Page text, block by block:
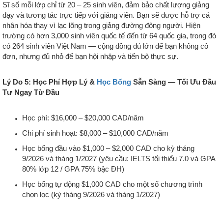
Sĩ số mỗi lớp chỉ từ 20 – 25 sinh viên, đảm bảo chất lượng giảng
dạy và tương tác trực tiếp với giảng viên. Bạn sẽ được hỗ trợ cá
nhân hóa thay vì lạc lõng trong giảng đường đông người. Hiện
trường có hơn 3,000 sinh viên quốc tế đến từ 64 quốc gia, trong đó
có 264 sinh viên Việt Nam — cộng đồng đủ lớn để bạn không cô
đơn, nhưng đủ nhỏ để bạn hội nhập và tiến bộ thực sự.
Lý Do 5: Học Phí Hợp Lý & Học Bổng Sẵn Sàng — Tối Ưu Đầu
Tư Ngay Từ Đầu
Học phí: $16,000 – $20,000 CAD/năm
Chi phí sinh hoạt: $8,000 – $10,000 CAD/năm
Học bổng đầu vào $1,000 – $2,000 CAD cho kỳ tháng
9/2026 và tháng 1/2027 (yêu cầu: IELTS tối thiểu 7.0 và GPA
80% lớp 12 / GPA 75% bậc ĐH)
Học bổng tự động $1,000 CAD cho một số chương trình
chọn lọc (kỳ tháng 9/2026 và tháng 1/2027)